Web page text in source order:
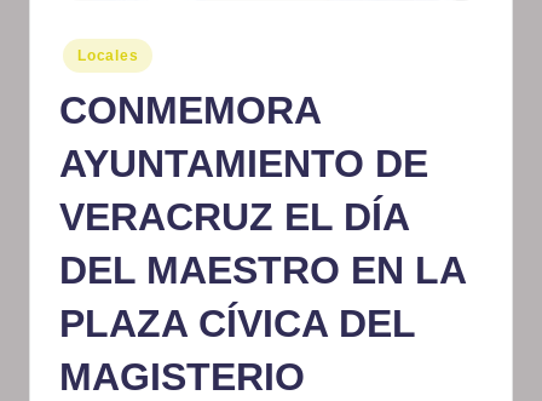
m
at
iv
o
Publicado
en
Locales
CONMEMORA
AYUNTAMIENTO DE
VERACRUZ EL DÍA
DEL MAESTRO EN LA
PLAZA CÍVICA DEL
MAGISTERIO